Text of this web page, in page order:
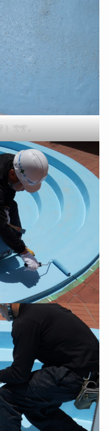
です。